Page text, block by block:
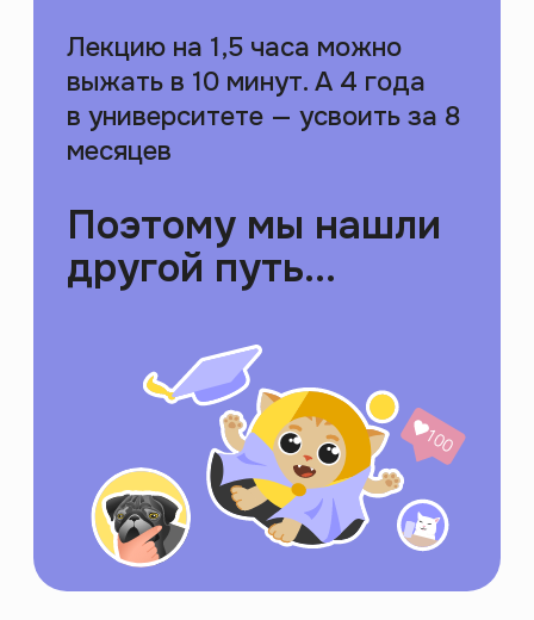
Создали приложение
для саморазвития
по гуманитарным темам
на платформе с игровыми
механиками